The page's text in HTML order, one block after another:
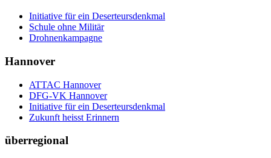
Initiative für ein Deserteursdenkmal
Schule ohne Militär
Drohnenkampagne
Hannover
ATTAC Hannover
DFG-VK Hannover
Initiative für ein Deserteursdenkmal
Zukunft heisst Erinnern
überregional